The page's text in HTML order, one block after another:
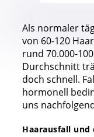
Als normaler
von 60-120
rund 70.000-
Durchschnitt
doch schnell.
hormonell
uns
Haarausfall